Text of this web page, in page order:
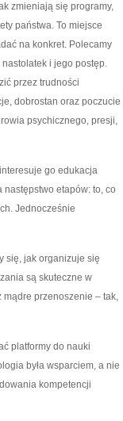
zmieniają się programy,
państwa. To miejsce
na konkret. Polecamy
i jego postęp.
przez trudności
dobrostan oraz poczucie
psychicznego, presji,
go edukacja
etapów: to, co
Jednocześnie
się, jak organizuje się
są skuteczne w
mądre przenoszenie – tak,
platformy do nauki
była wsparciem, a nie
kompetencji